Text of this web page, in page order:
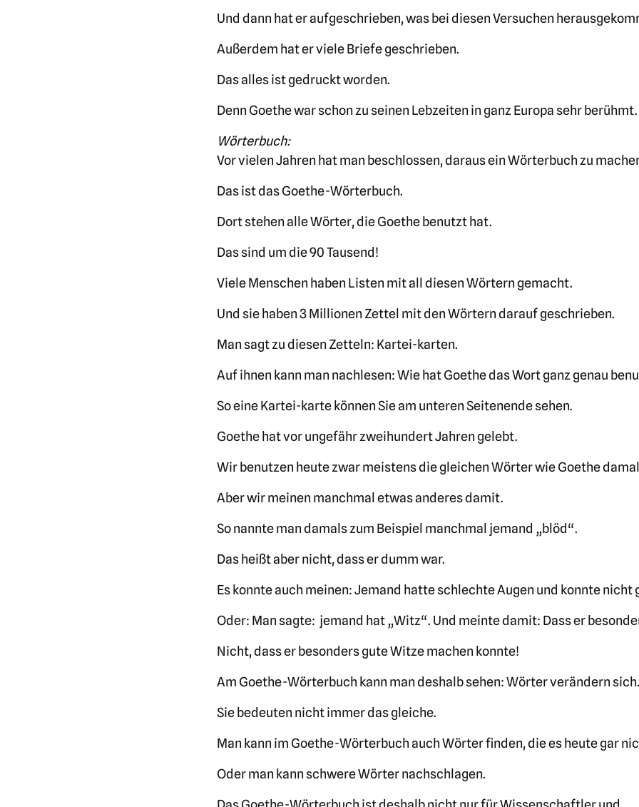
Und dann hat er aufgeschrieben, was bei diesen Versuchen
Außerdem hat er viele Briefe geschrieben.
Das alles ist gedruckt worden.
Denn Goethe war schon zu seinen Lebzeiten in ganz Europa sehr berühmt.
Wörterbuch:
Vor vielen Jahren hat man beschlossen, daraus ein Wörterbuch zu
Das ist das Goethe-Wörterbuch.
Dort stehen alle Wörter, die Goethe benutzt hat.
Das sind um die 90 Tausend!
Viele Menschen haben Listen mit all diesen Wörtern gemacht.
Und sie haben 3 Millionen Zettel mit den Wörtern darauf geschrieben.
Man sagt zu diesen Zetteln: Kartei-karten.
Auf ihnen kann man nachlesen: Wie hat Goethe das Wort ganz genau
So eine Kartei-karte können Sie am unteren Seitenende sehen.
Goethe hat vor ungefähr zweihundert Jahren gelebt.
Wir benutzen heute zwar meistens die gleichen Wörter wie Goethe
Aber wir meinen manchmal etwas anderes damit.
So nannte man damals zum Beispiel manchmal jemand „blöd“.
Das heißt aber nicht, dass er dumm war.
Es konnte auch meinen: Jemand hatte schlechte Augen und konnte nicht
Oder: Man sagte: jemand hat „Witz“. Und meinte damit: Dass er
Nicht, dass er besonders gute Witze machen konnte!
Am Goethe-Wörterbuch kann man deshalb sehen: Wörter verändern sich.
Sie bedeuten nicht immer das gleiche.
Man kann im Goethe-Wörterbuch auch Wörter finden, die es heute gar
Oder man kann schwere Wörter nachschlagen.